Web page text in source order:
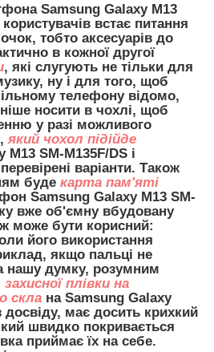
Samsung Galaxy M13
встає питання
тобто аксесуарів до
в кожної другої
, які слугують не тільки для
ну і для того, щоб
телефону відомо,
носити в чохлі, щоб
у разі можливого
який чохол підійде
M13 SM-M135F/DS і
варіанти. Також
буде карта пам'яті
Samsung Galaxy M13 SM-
вже об'ємну вбудовану
може бути корисний:
його використання
якщо пальці не
нашу думку, розумним
захисної плівки на
скла на Samsung Galaxy
досвіду, має досить крихкий
швидко покривається
приймає їх на себе.